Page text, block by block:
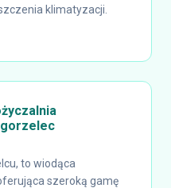
klimatyzacji.
to wiodąca
szeroką gamę